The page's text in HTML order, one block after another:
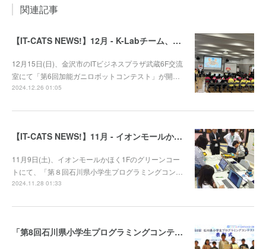
関連記事
【IT-CATS NEWS!】12月 - K-Labチーム、第6回加能ガニロボコンに参戦！
12月15日(日)、金沢市のITビジネスプラザ武蔵6F交流
室にて「第6回加能ガニロボットコンテスト」が開…
2024.12.26 01:05
【IT-CATS NEWS!】11月 - イオンモールかほくでプログラミング体験コーナーを開催！
11月9日(土)、イオンモールかほく1Fのグリーンコー
トにて、「第８回石川県小学生プログラミングコン…
2024.11.28 01:33
「第8回石川県小学生プログラミングコンテスト」審査結果発表！